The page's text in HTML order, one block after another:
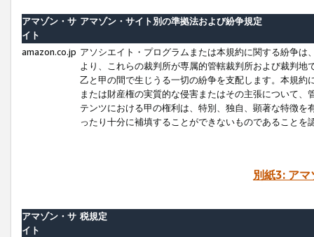
アマゾン・サ
イト
アマゾン・サイト別の準拠法および紛争規定
amazon.co.jp アソシエイト・プログラムまたは本規約に関する紛争
より、これらの裁判所が専属的管轄裁判所および裁判
乙と甲の間で生じうる一切の紛争を支配します。本規
または財産権の実質的な侵害またはその主張について
テンツにおける甲の権利は、特別、独自、顕著な特徴
ったり十分に補填することができないものであることを
別紙3: ア
アマゾン・サ
イト
税規定